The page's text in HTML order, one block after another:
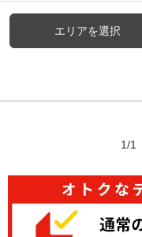
エリアを選択
1/1